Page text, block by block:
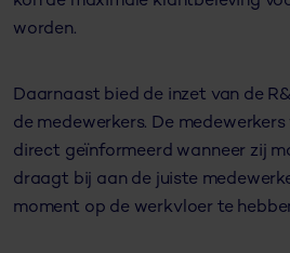
worden.
Daarnaast bied de inzet van de
de medewerkers. De
direct geïnformeerd wanneer zij
draagt bij aan de juiste
moment op de werkvloer te